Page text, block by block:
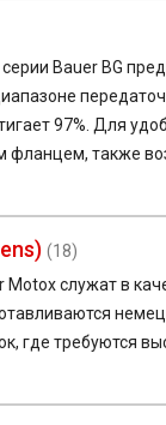
Bauer BG
97%. Для
фланцем, также
(18)
Motox служат в
где требуются